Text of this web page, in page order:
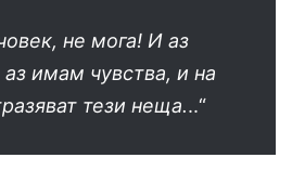
не мога! И аз
имам чувства, и на
тези неща...“